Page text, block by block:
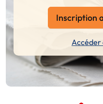
Inscription
Accéder